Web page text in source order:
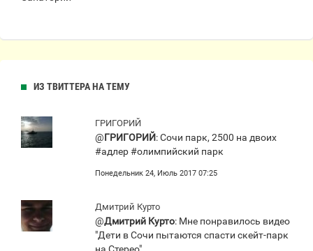
ИЗ ТВИТТЕРА НА ТЕМУ
ГРИГОРИЙ
@ГРИГОРИЙ: Сочи парк, 2500 на двоих
#адлер #олимпийский парк
Понедельник 24, Июль 2017 07:25
Дмитрий Курто
@Дмитрий Курто: Мне понравилось видео
"Дети в Сочи пытаются спасти скейт-парк